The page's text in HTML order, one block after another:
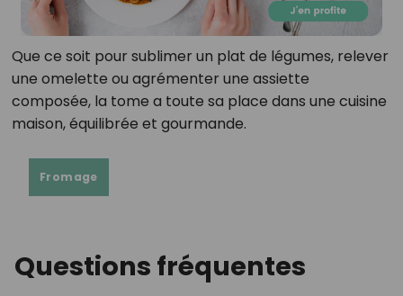
Que ce soit pour sublimer un plat de légumes, relever
une omelette ou agrémenter une assiette
composée, la tome a toute sa place dans une cuisine
maison, équilibrée et gourmande.
Fromage
Questions fréquentes